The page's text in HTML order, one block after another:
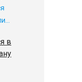
в